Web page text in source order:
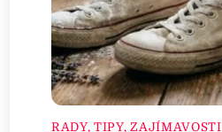
RADY, TIPY, ZAJÍMAVOSTI